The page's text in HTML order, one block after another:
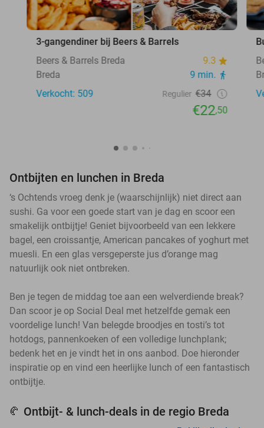
3-gangendiner bij Beers & Barrels
Beers & Barrels Breda
9.3
Breda
9 min.
Verkocht: 509
Regulier €34
€22,50
Ontbijten en lunchen in Breda
‘s Ochtends vroeg denk je (waarschijnlijk) niet direct aan
sushi. Ga voor een goede start van je dag en scoor een
smakelijk ontbijtje! Geniet bijvoorbeeld van een lekkere
bagel, een croissantje, American pancakes of yoghurt met
muesli. En een glas versgeperste jus d’orange mag
natuurlijk ook niet ontbreken.
Ben je tegen de middag toe aan een welverdiende break?
Dan scoor je op Social Deal met hetzelfde gemak een
voordelige lunch! Van belegde broodjes en tosti’s tot
hotdogs, pannenkoeken of een volledige lunchplank;
bedenk het en je vindt het in ons aanbod. Doe hieronder
inspiratie op en vind een heerlijke lunch of een fantastisch
ontbijtje.
🥐 Ontbijt- & lunch-deals in de regio Breda